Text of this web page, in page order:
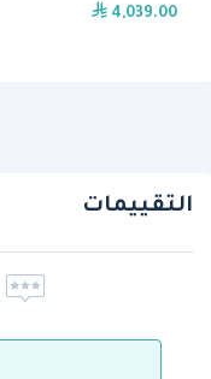
4,039.00
التقييمات